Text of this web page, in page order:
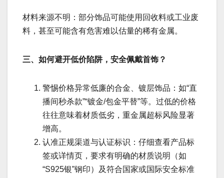
材料来源不明：部分饰品可能使用回收料或工业废
料，甚至可能含有危害难以估量的稀有金属。
三、如何避开低价陷阱，安全佩戴首饰？
警惕价格异常低廉的合金、镀层饰品：如“直
播间秒杀款”“镀金/包金平替”等。过低的价格
往往意味着材质低劣，重金属超标风险显著
增高。
认准正规渠道与认证标识：仔细查看产品标
签或详情页，要求有明确的材质说明（如
“S925银”钢印）及符合国家或国际安全标准